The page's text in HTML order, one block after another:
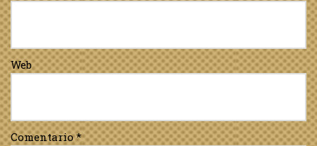
Web
Comentario*